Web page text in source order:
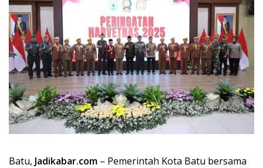
Batu, Jadikabar.com – Pemerintah Kota Batu bersama